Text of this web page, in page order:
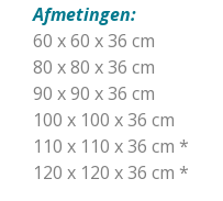
Afmetingen:
60 x 60 x 36 cm
80 x 80 x 36 cm
90 x 90 x 36 cm
100 x 100 x 36 cm
110 x 110 x 36 cm *
120 x 120 x 36 cm *